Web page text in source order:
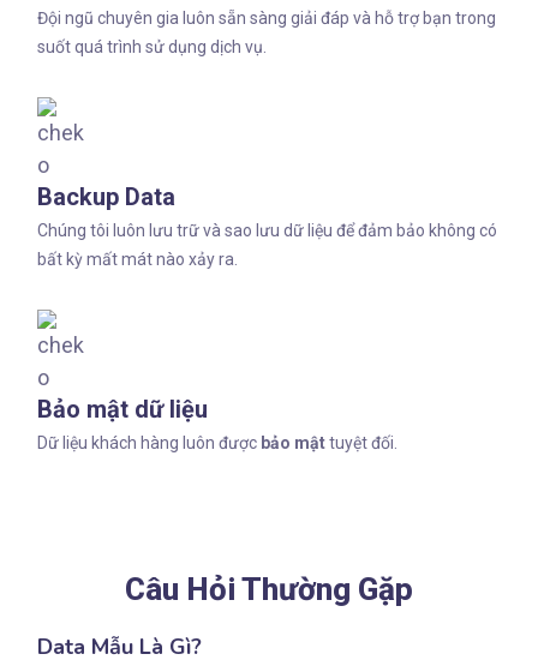
Đội ngũ chuyên gia luôn sẵn sàng giải đáp và hỗ trợ bạn trong
suốt quá trình sử dụng dịch vụ.
Backup Data
Chúng tôi luôn lưu trữ và sao lưu dữ liệu để đảm bảo không có
bất kỳ mất mát nào xảy ra.
Bảo mật dữ liệu
Dữ liệu khách hàng luôn được bảo mậttuyệt đối.
Câu Hỏi Thường Gặp
Data Mẫu Là Gì?